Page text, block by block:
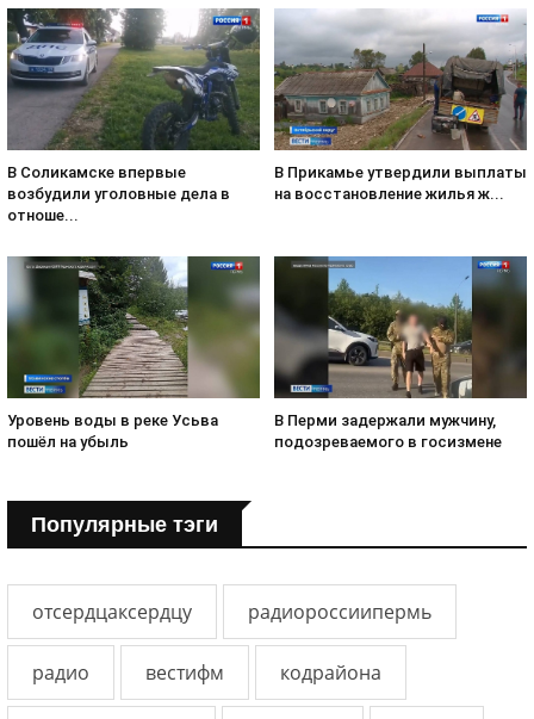
В Соликамске впервые
возбудили уголовные дела в
отноше...
В Прикамье утвердили выплаты
на восстановление жилья ж...
Уровень воды в реке Усьва
пошёл на убыль
В Перми задержали мужчину,
подозреваемого в госизмене
Популярные тэги
отсердцаксердцу радиороссиипермь
радио вестифм кодрайона